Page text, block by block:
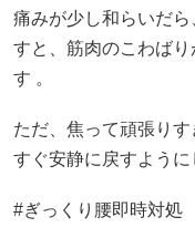
痛みが少し和らいだ
すと、筋肉のこわば
す 。
ただ、焦って頑張り
すぐ安静に戻すように
#ぎっくり腰即時対処